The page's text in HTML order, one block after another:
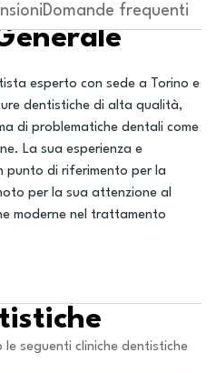
Domande frequenti
esperto con sede a Torino e
dentistiche di alta qualità,
di problematiche dentali come
La sua esperienza e
punto di riferimento per la
per la sua attenzione al
moderne nel trattamento
seguenti cliniche dentistiche